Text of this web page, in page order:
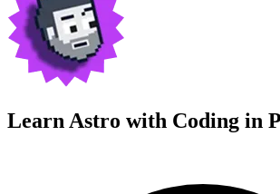
Learn Astro with Coding in